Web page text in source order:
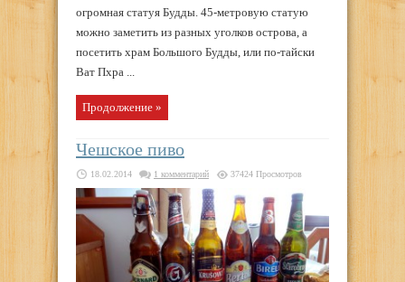
огромная статуя Будды. 45-метровую статую
можно заметить из разных уголков острова, а
посетить храм Большого Будды, или по-тайски
Ват Пхра ...
Продолжение »
Чешское пиво
18.02.2014 1 комментарий 37424 Просмотров